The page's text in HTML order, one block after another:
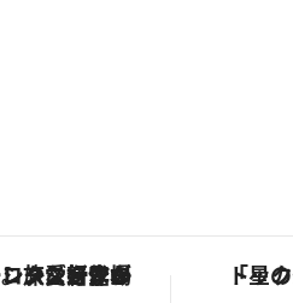
ヴァシュロン・コンスタンタン「オーヴァーシーズ・オートマティック」。旅愛好家のお気に入りコレクションから、ジェンダーレスな新作が登場